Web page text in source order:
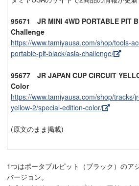
95671 JR MINI 4WD PORTABLE PIT
Challenge
https://www.tamiyausa.com/shop/tools-
portable-pit-black/asia-challenge/
95677 JR JAPAN CUP CIRCUIT
Color
https://www.tamiyausa.com/shop/tracks/
yellow-2/special-edition-color/
(原文のまま掲載)
1つはポータブルピット（ブラック）のア
バージョン。